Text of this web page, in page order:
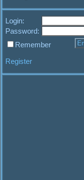
Login:
Password:
Remember
Register